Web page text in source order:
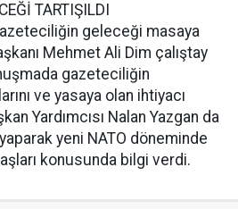
TARTIŞILDI
geleceği masaya
Mehmet Ali Dim çalıştay
gazeteciliğin
ve yasaya olan ihtiyacı
Yardımcısı Nalan Yazgan da
yeni NATO döneminde
konusunda bilgi verdi.